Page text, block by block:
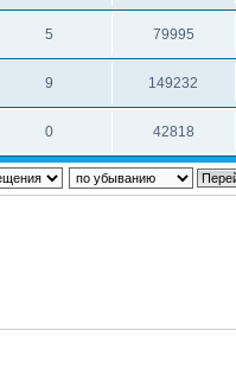
5 79995
9 149232
0 42818